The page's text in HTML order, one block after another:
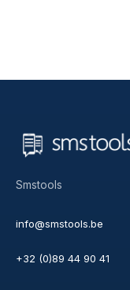
Smstools
info@smstools.be
+32 (0)89 44 90 41